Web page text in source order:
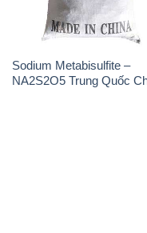
Sodium Metabisulfite –
NA2S2O5 Trung Quốc